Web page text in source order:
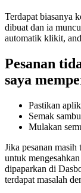
Terdapat biasanya
dibuat dan ia
automatik klikit,
Pesanan
saya
Pastikan
Semak
Mulakan
Jika pesanan
untuk
dipaparkan di
terdapat masalah